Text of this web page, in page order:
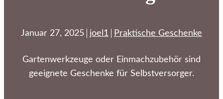
Januar 27, 2025 joel1 Praktische Geschenke
Gartenwerkzeuge oder Einmachzubehör sind
geeignete Geschenke für Selbstversorger.